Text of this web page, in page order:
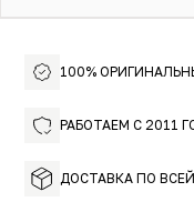
100%
РАБОТАЕМ С 2011
ДОСТАВКА ПО